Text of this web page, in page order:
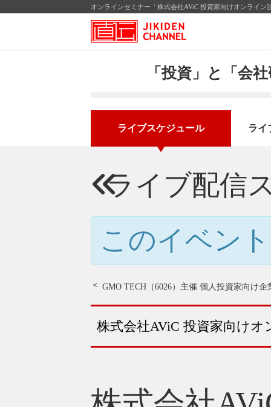
オンラインセミナー「株式会社AViC 投資家向けオンライ
「投資」と「会
ライブスケジュール ライ
ライブ配信
このイベン
GMO TECH（6026）主催 個人投資家向け企
株式会社AViC 投資家向けオ